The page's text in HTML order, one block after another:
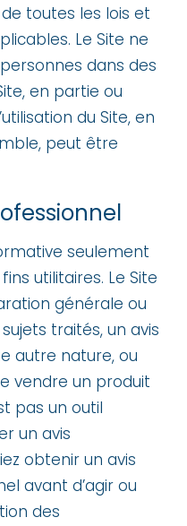
toutes les lois et
Le Site ne
dans des
en partie ou
du Site, en
peut être
seulement
utilitaires. Le Site
générale ou
traités, un avis
autre nature, ou
vendre un produit
pas un outil
un avis
obtenir un avis
avant d’agir ou
des